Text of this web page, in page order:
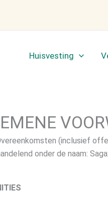
Huisvesting
(inclusief
onder de naam: